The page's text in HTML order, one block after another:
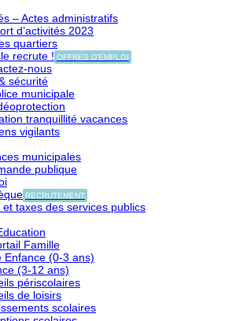
– Actes administratifs
d’activités 2023
quartiers
recrute ! OFFRES D'EMPLOI
nous
sécurité
municipale
tranquillité vacances
vigilants
municipales
publique
RECRUTEMENT
et taxes des services publics
Famille
Enfance (0-3 ans)
(3-12 ans)
périscolaires
de loisirs
scolaires